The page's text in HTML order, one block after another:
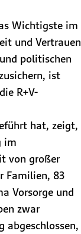
Wichtigste im
und Vertrauen
politischen
ist
R+V-
hat, zeigt,
im
von großer
Familien, 83
Vorsorge und
zwar
abgeschlossen,